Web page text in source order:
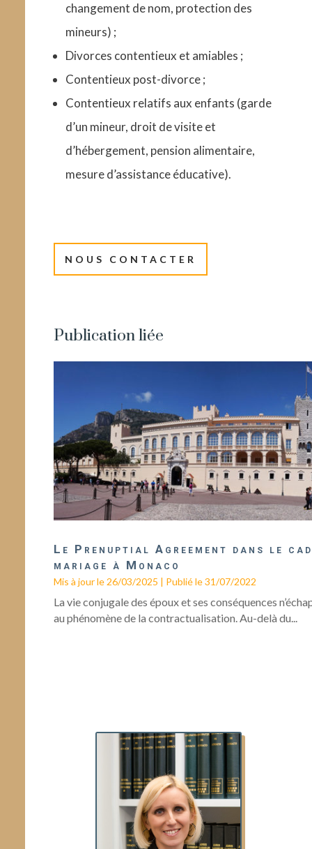
changement de nom, protection des
mineurs) ;
Divorces contentieux et amiables ;
Contentieux post-divorce ;
Contentieux relatifs aux enfants (garde
d’un mineur, droit de visite et
d’hébergement, pension alimentaire,
mesure d’assistance éducative).
NOUS CONTACTER
Publication liée
Le Prenuptial Agreement dans le
mariage à Monaco
Mis à jour le 26/03/2025 | Publié le 31/07/2022
La vie conjugale des époux et ses conséquences
au phénomène de la contractualisation. Au-delà du...